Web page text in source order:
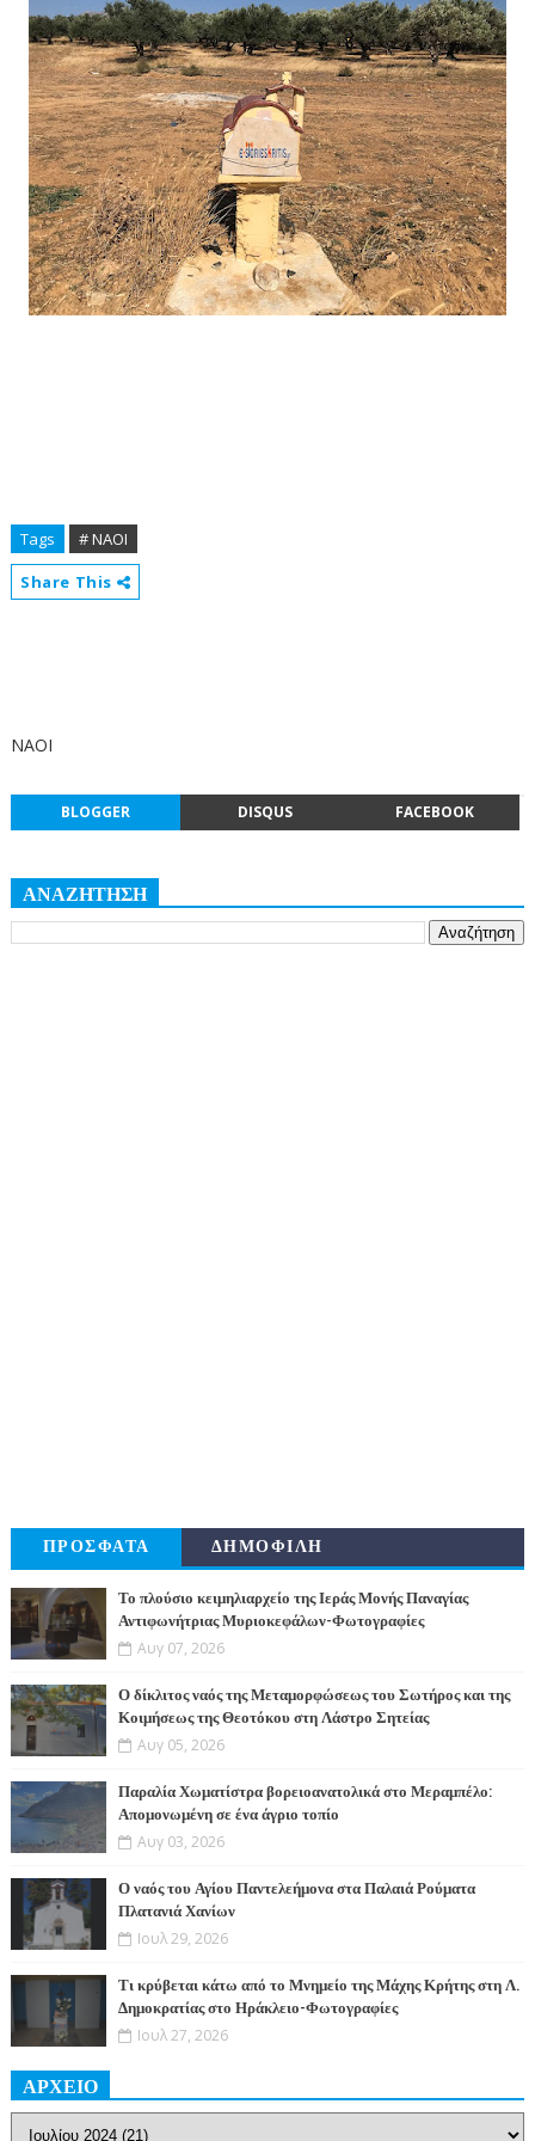
Tags
# ΝΑΟΙ
Share This
ΝΑΟΙ
BLOGGER DISQUS FACEBOOK
ΑΝΑΖΗΤΗΣΗ
ΠΡΟΣΦΑΤΑ ΔΗΜΟΦΙΛΗ
Το πλούσιο κειμηλιαρχείο της Ιεράς Μονής Παναγίας
Αντιφωνήτριας Μυριοκεφάλων-Φωτογραφίες
Αυγ 07, 2026
Ο δίκλιτος ναός της Μεταμορφώσεως του Σωτήρος και της
Κοιμήσεως της Θεοτόκου στη Λάστρο Σητείας
Αυγ 05, 2026
Παραλία Χωματίστρα βορειοανατολικά στο Μεραμπέλο:
Απομονωμένη σε ένα άγριο τοπίο
Αυγ 03, 2026
Ο ναός του Αγίου Παντελεήμονα στα Παλαιά Ρούματα
Πλατανιά Χανίων
Ιουλ 29, 2026
Τι κρύβεται κάτω από το Μνημείο της Μάχης Κρήτης στη Λ.
Δημοκρατίας στο Ηράκλειο-Φωτογραφίες
Ιουλ 27, 2026
ΑΡΧΕΙΟ